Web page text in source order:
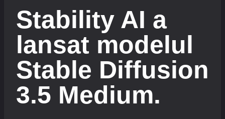
Stability AI a
lansat modelul
Stable Diffusion
3.5 Medium.